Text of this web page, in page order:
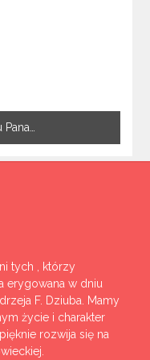
tych , którzy
erygowana w dniu
F. Dziuba. Mamy
życie i charakter
rozwija się na